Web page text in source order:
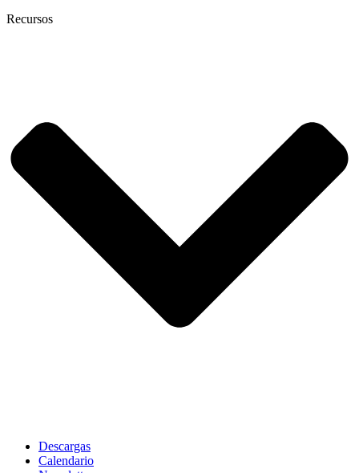
Recursos
Descargas
Calendario